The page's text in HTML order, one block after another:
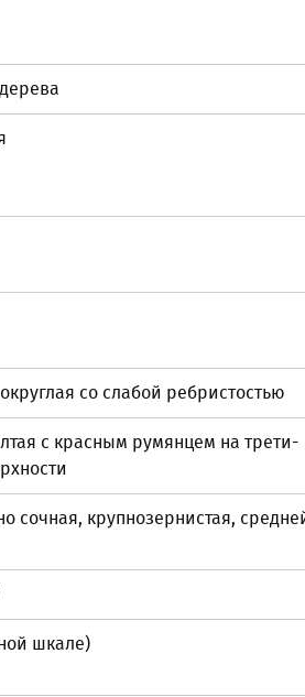
со слабой ребристостью
с красным румянцем на трети-
сочная, крупнозернистая,
шкале)